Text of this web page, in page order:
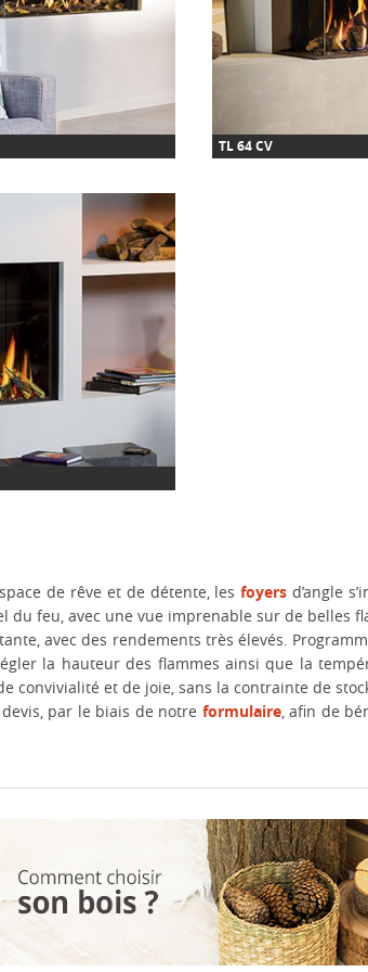
TL 64 CV
de rêve et de détente, lesfoyers d’angle
feu, avec une vue imprenable sur de belles
avec des rendements très élevés.
la hauteur des flammes ainsi que la
convivialité et de joie, sans la contrainte de
par le biais de notre formulaire, afin de